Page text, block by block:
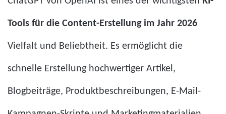
Tools für die Content-Erstellung im Jahr 2026
Vielfalt und Beliebtheit. Es ermöglicht die
schnelle Erstellung hochwertiger Artikel,
Blogbeiträge, Produktbeschreibungen, E-Mail-